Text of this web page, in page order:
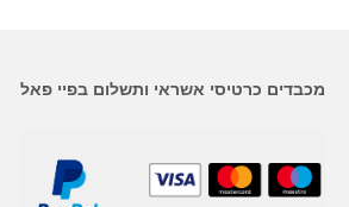
מכבדים כרטיסי אשראי ותשלום בפיי פאל